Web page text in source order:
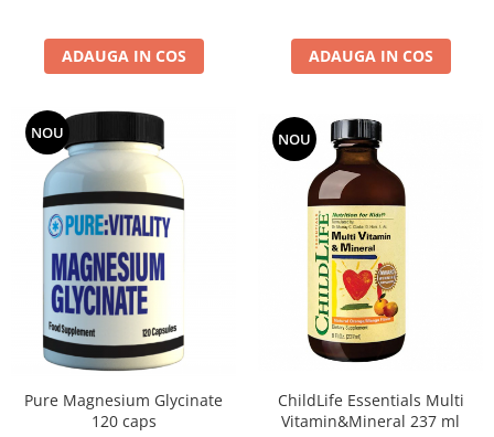
ADAUGA IN COS ADAUGA IN COS
NOU
Pure Magnesium Glycinate
120 caps
NOU
ChildLife Essentials Multi
Vitamin&Mineral 237 ml